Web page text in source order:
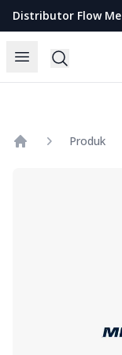
Open menu
Search
Produk